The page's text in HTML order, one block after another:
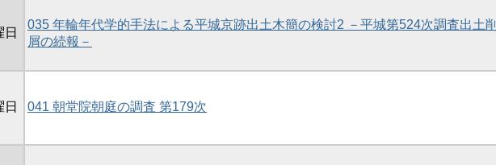
035 年輪年代学的手法による平城京跡出土木簡の検討2 －平城第524次調査出土削
屑の続報－
041 朝堂院朝庭の調査 第179次